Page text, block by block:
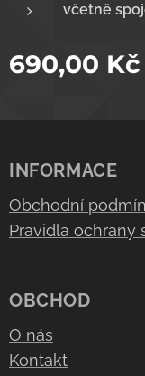
včetně
690,00 Kč
INFORMACE
Obchodní
Pravidla ochrany
OBCHOD
O nás
Kontakt